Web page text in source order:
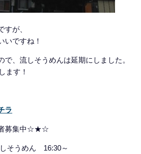
すが、
いですね！
で、流しそうめんは延期にしました。
ます！
ラ
募集中☆★☆
そうめん 16:30～